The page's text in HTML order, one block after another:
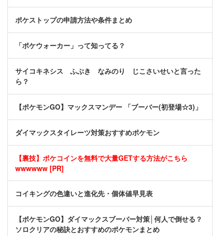
ポケストップの申請方法や条件まとめ
「ポケウォーカー」って知ってる？
サイコキネシス ふぶき なみのり じこさいせいと言った
ら？
【ポケモンGO】マックスマンデー 「ブーバー(初登場☆3)」
ダイマックスタイレーツ対策おすすめポケモン
【裏技】ポケコインを無料で大量GETする方法がこちら
wwwwww [PR]
コイキングの色違いと進化先・個体値早見表
【ポケモンGO】ダイマックスブーバー対策│何人で倒せる？
ソロクリアの秘訣とおすすめのポケモンまとめ